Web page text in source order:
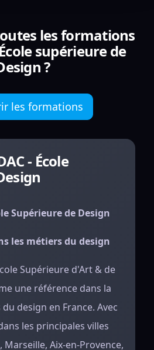
les formations
École supérieure de
?
les formations
- École
Supérieure de Design
les métiers du design
Supérieure d'Art & de
une référence dans la
design en France. Avec
les principales villes
Marseille, Aix-en-Provence,